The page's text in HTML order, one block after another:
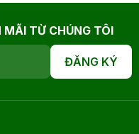
TỪ CHÚNG TÔI
ĐĂNG KÝ